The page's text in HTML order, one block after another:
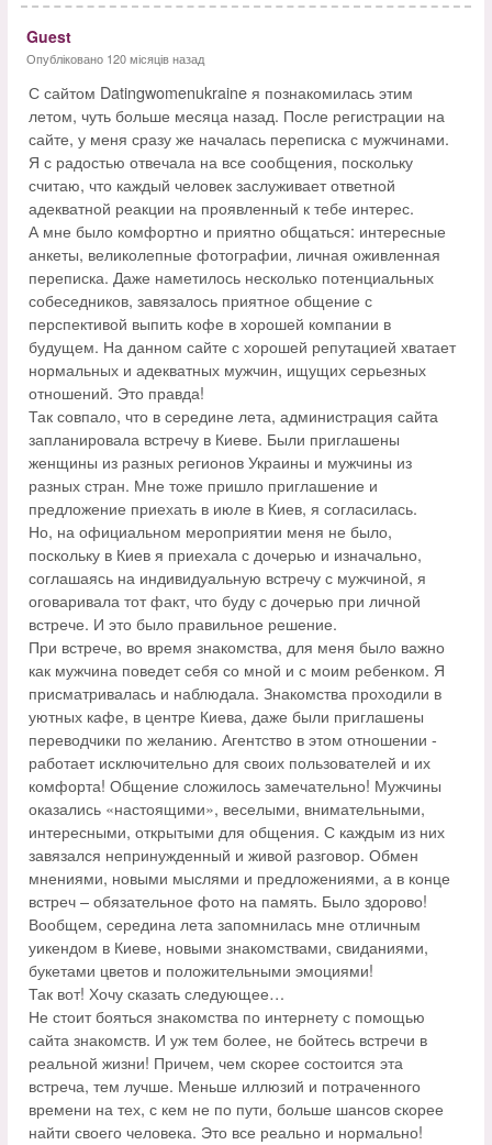
Guest
Опубліковано 120 місяців назад
С сайтом Datingwomenukraine я познакомилась этим
летом, чуть больше месяца назад. После регистрации на
сайте, у меня сразу же началась переписка с мужчинами.
Я с радостью отвечала на все сообщения, поскольку
считаю, что каждый человек заслуживает ответной
адекватной реакции на проявленный к тебе интерес.
А мне было комфортно и приятно общаться: интересные
анкеты, великолепные фотографии, личная оживленная
переписка. Даже наметилось несколько потенциальных
собеседников, завязалось приятное общение с
перспективой выпить кофе в хорошей компании в
будущем. На данном сайте с хорошей репутацией хватает
нормальных и адекватных мужчин, ищущих серьезных
отношений. Это правда!
Так совпало, что в середине лета, администрация сайта
запланировала встречу в Киеве. Были приглашены
женщины из разных регионов Украины и мужчины из
разных стран. Мне тоже пришло приглашение и
предложение приехать в июле в Киев, я согласилась.
Но, на официальном мероприятии меня не было,
поскольку в Киев я приехала с дочерью и изначально,
соглашаясь на индивидуальную встречу с мужчиной, я
оговаривала тот факт, что буду с дочерью при личной
встрече. И это было правильное решение.
При встрече, во время знакомства, для меня было важно
как мужчина поведет себя со мной и с моим ребенком. Я
присматривалась и наблюдала. Знакомства проходили в
уютных кафе, в центре Киева, даже были приглашены
переводчики по желанию. Агентство в этом отношении -
работает исключительно для своих пользователей и их
комфорта! Общение сложилось замечательно! Мужчины
оказались «настоящими», веселыми, внимательными,
интересными, открытыми для общения. С каждым из них
завязался непринужденный и живой разговор. Обмен
мнениями, новыми мыслями и предложениями, а в конце
встреч – обязательное фото на память. Было здорово!
Вообщем, середина лета запомнилась мне отличным
уикендом в Киеве, новыми знакомствами, свиданиями,
букетами цветов и положительными эмоциями!
Так вот! Хочу сказать следующее…
Не стоит бояться знакомства по интернету с помощью
сайта знакомств. И уж тем более, не бойтесь встречи в
реальной жизни! Причем, чем скорее состоится эта
встреча, тем лучше. Меньше иллюзий и потраченного
времени на тех, с кем не по пути, больше шансов скорее
найти своего человека. Это все реально и нормально!